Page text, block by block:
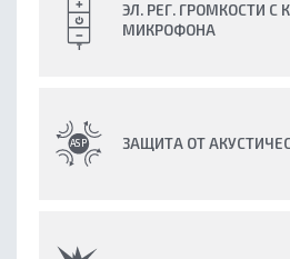
ЭЛ. РЕГ. ГРОМКОСТИ С
МИКРОФОНА
ЗАЩИТА ОТ